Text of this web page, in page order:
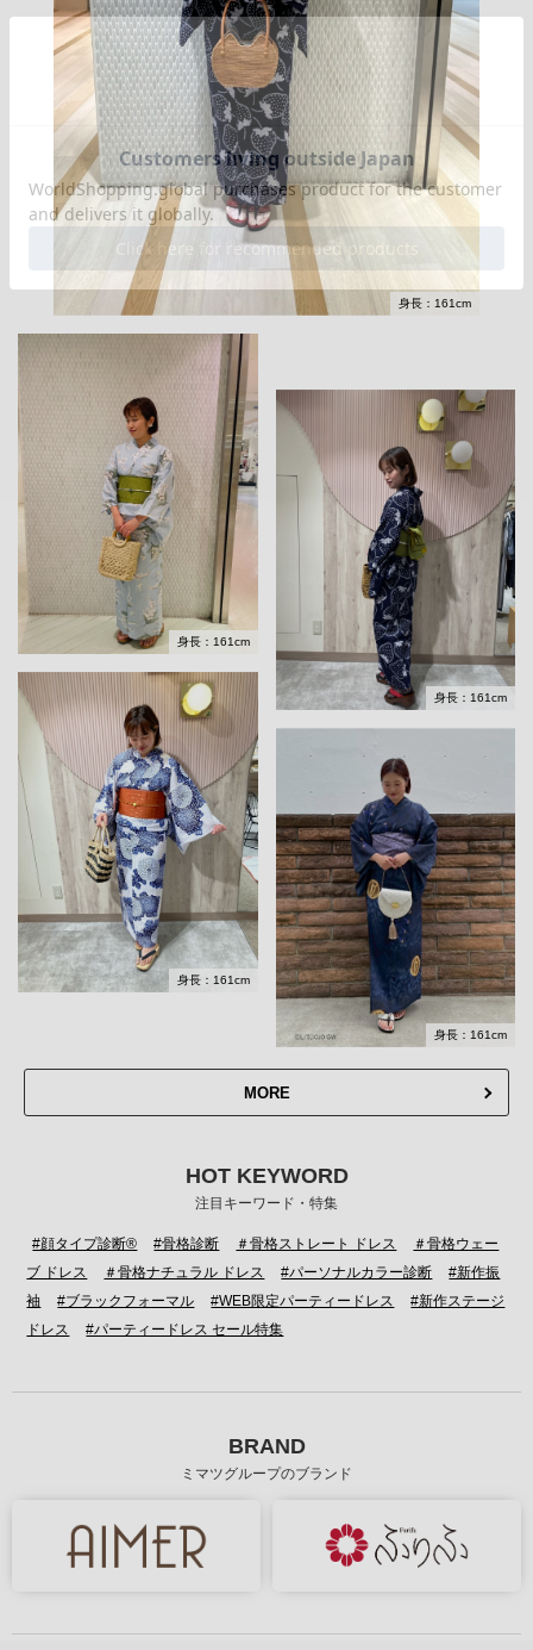
身長：161cm
身長：161cm
身長：161cm
身長：161cm
身長：161cm
MORE
HOT KEYWORD
注目キーワード・特集
#顔タイプ診断® #骨格診断 ＃骨格ストレート ドレス
＃骨格ウェー
ブ ドレス
＃骨格ナチュラル ドレス #パーソナルカラー診断
#新作振
袖
#ブラックフォーマル #WEB限定パーティードレス
#新作ステージ
ドレス
#パーティードレス セール特集
BRAND
ミマツグループのブランド